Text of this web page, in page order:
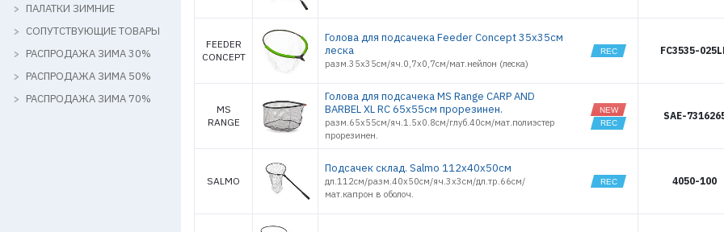
ЭЛЕКТРОННАЯ ПОЧТА (ЛОГИН)
ПАРОЛЬ
ПАЛАТКИ ЗИМНИЕ
СОПУТСТВУЮЩИЕ ТОВАРЫ
РАСПРОДАЖА ЗИМА 30%
РАСПРОДАЖА ЗИМА 50%
РАСПРОДАЖА ЗИМА 70%
FEEDER
CONCEPT
Голова для подсачека Feeder Concept 35х35см
леска
разм.35х35см/яч.0,7х0,7см/мат.нейлон (леска)
FC3535-
MS
RANGE
Голова для подсачека MS Range CARP AND
BARBEL XL RC 65х55см прорезинен.
разм.65х55см/яч.1.5х0.8см/глуб.40см/мат.полиэстер
прорезинен.
SAE-
SALMO
Подсачек склад. Salmo 112х40х50см
дл.112см/разм.40х50см/яч.3х3см/дл.тр.66см/
мат.капрон в оболоч.
4050-100